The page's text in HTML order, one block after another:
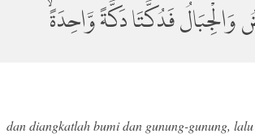
فَدُكَّتَا دَكَّةً وَّاحِدَةًۙ
dan diangkatlah bumi dan gunung-gunung,